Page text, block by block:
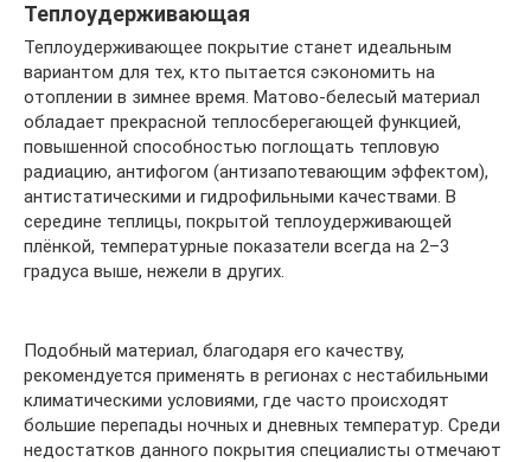
Теплоудерживающая
Теплоудерживающее покрытие станет идеальным
вариантом для тех, кто пытается сэкономить на
отоплении в зимнее время. Матово-белесый материал
обладает прекрасной теплосберегающей функцией,
повышенной способностью поглощать тепловую
радиацию, антифогом (антизапотевающим эффектом),
антистатическими и гидрофильными качествами. В
середине теплицы, покрытой теплоудерживающей
плёнкой, температурные показатели всегда на 2–3
градуса выше, нежели в других.
Подобный материал, благодаря его качеству,
рекомендуется применять в регионах с нестабильными
климатическими условиями, где часто происходят
большие перепады ночных и дневных температур. Среди
недостатков данного покрытия специалисты отмечают